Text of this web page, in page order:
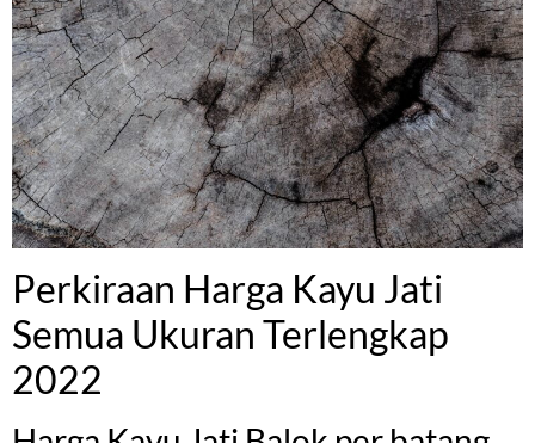
Perkiraan Harga Kayu Jati
Semua Ukuran Terlengkap
2022